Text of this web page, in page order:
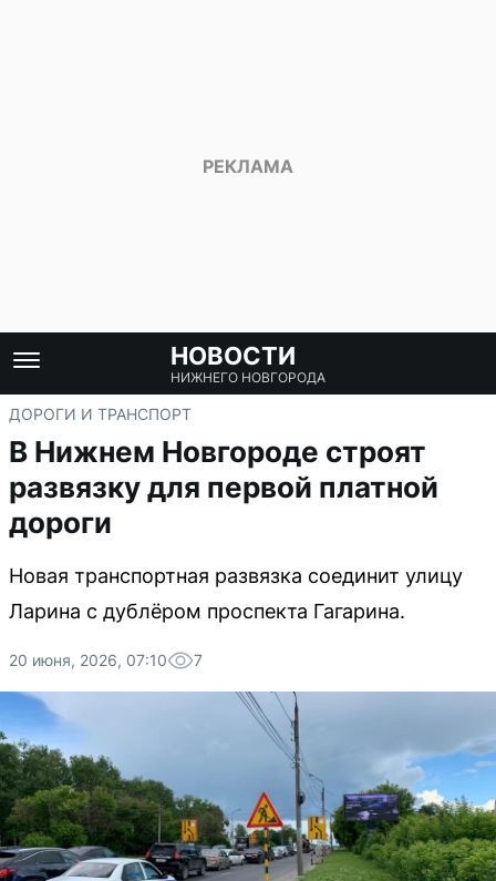
НОВОСТИ
НИЖНЕГО НОВГОРОДА
ДОРОГИ И ТРАНСПОРТ
В Нижнем Новгороде строят
развязку для первой платной
дороги
Новая транспортная развязка соединит улицу
Ларина с дублёром проспекта Гагарина.
20 июня, 2026, 07:10 7